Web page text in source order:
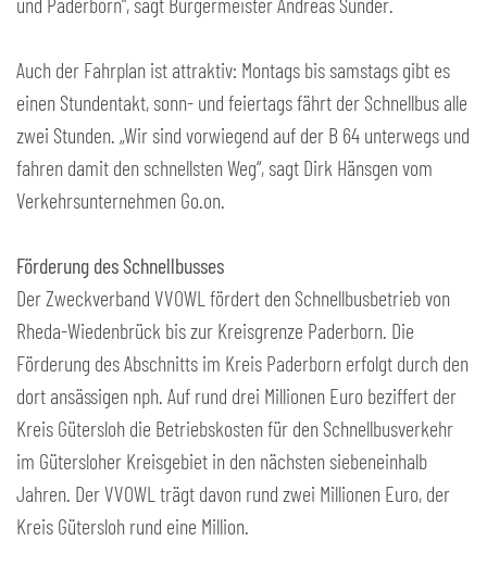
Auch der Fahrplan ist attraktiv: Montags bis samstags gibt es
einen Stundentakt, sonn- und feiertags fährt der Schnellbus alle
zwei Stunden. „Wir sind vorwiegend auf der B 64 unterwegs und
fahren damit den schnellsten Weg“, sagt Dirk Hänsgen vom
Verkehrsunternehmen Go.on.
Förderung des Schnellbusses
Der Zweckverband VVOWL fördert den Schnellbusbetrieb von
Rheda-Wiedenbrück bis zur Kreisgrenze Paderborn. Die
Förderung des Abschnitts im Kreis Paderborn erfolgt durch den
dort ansässigen nph. Auf rund drei Millionen Euro beziffert der
Kreis Gütersloh die Betriebskosten für den Schnellbusverkehr
im Gütersloher Kreisgebiet in den nächsten siebeneinhalb
Jahren. Der VVOWL trägt davon rund zwei Millionen Euro, der
Kreis Gütersloh rund eine Million.